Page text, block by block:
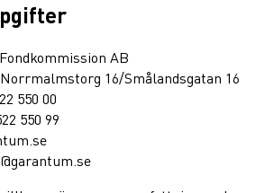
AB
16/Smålandsgatan 16
550 00
550 99